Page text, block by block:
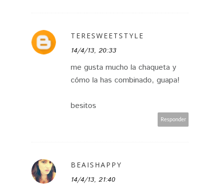
TERESWEETSTYLE
14/4/13, 20:33
me gusta mucho la chaqueta y
cómo la has combinado, guapa!
besitos
Responder
BEAISHAPPY
14/4/13, 21:40